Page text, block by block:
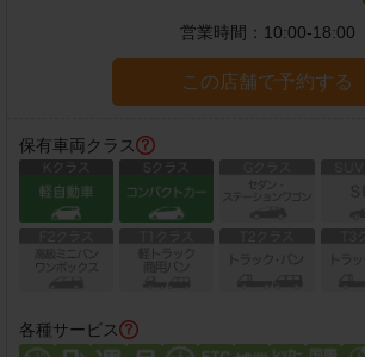
営業時間： 10:00-18:00
この店舗で予約する
保有車両クラス
各種サービス